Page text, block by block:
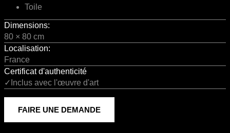
Toile
Dimensions:
80 × 80 cm
Localisation:
France
Certificat d'authenticité
✓Inclus avec l'œuvre d'art
FAIRE UNE DEMANDE